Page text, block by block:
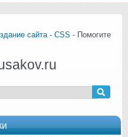
сайта - CSS - Помогите